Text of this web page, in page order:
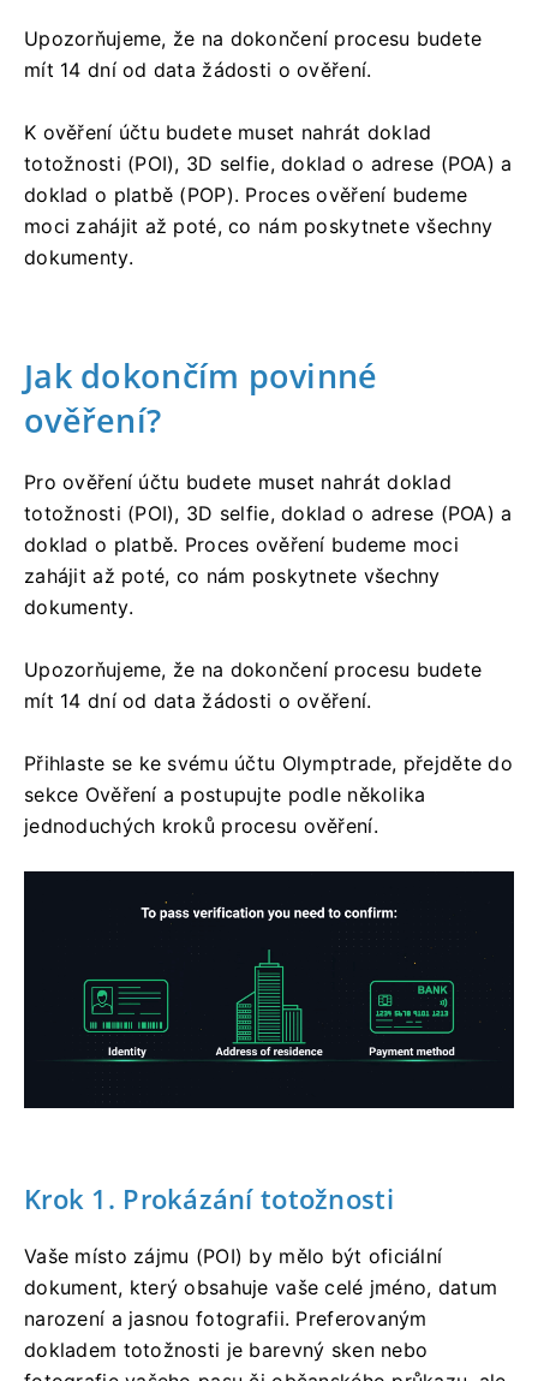
Upozorňujeme, že na dokončení procesu budete
mít 14 dní od data žádosti o ověření.
K ověření účtu budete muset nahrát doklad
totožnosti (POI), 3D selfie, doklad o adrese (POA) a
doklad o platbě (POP). Proces ověření budeme
moci zahájit až poté, co nám poskytnete všechny
dokumenty.
Jak dokončím povinné
ověření?
Pro ověření účtu budete muset nahrát doklad
totožnosti (POI), 3D selfie, doklad o adrese (POA) a
doklad o platbě. Proces ověření budeme moci
zahájit až poté, co nám poskytnete všechny
dokumenty.
Upozorňujeme, že na dokončení procesu budete
mít 14 dní od data žádosti o ověření.
Přihlaste se ke svému účtu Olymptrade, přejděte do
sekce Ověření a postupujte podle několika
jednoduchých kroků procesu ověření.
Krok 1. Prokázání totožnosti
Vaše místo zájmu (POI) by mělo být oficiální
dokument, který obsahuje vaše celé jméno, datum
narození a jasnou fotografii. Preferovaným
dokladem totožnosti je barevný sken nebo